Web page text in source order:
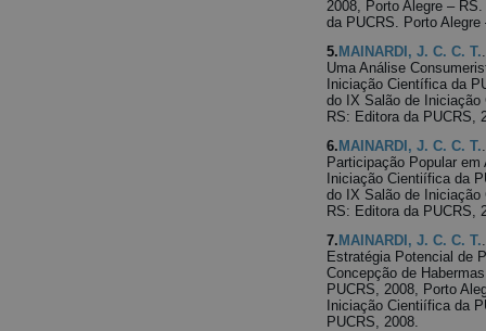
2008, Porto Alegre –
da PUCRS. Porto
5. MAINARDI, J. C. C. T.
Uma Análise
Iniciação Científica da
do IX Salão de
RS: Editora da PUCRS,
6. MAINARDI, J. C. C. T.
Participação Popular
Iniciação Cientiífica da
do IX Salão de
RS: Editora da PUCRS,
7. MAINARDI, J. C. C. T.
Estratégia Potencial de
Concepção de
PUCRS, 2008, Porto
Iniciação Cientiífica da
PUCRS, 2008.